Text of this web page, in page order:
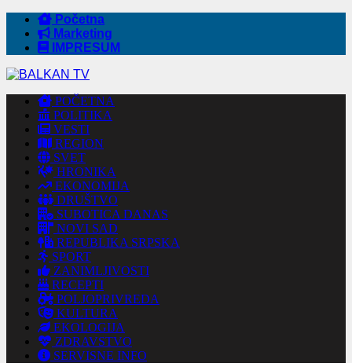
Početna
Marketing
IMPRESUM
POČETNA
POLITIKA
VESTI
REGION
SVET
HRONIKA
EKONOMIJA
DRUŠTVO
SUBOTICA DANAS
NOVI SAD
REPUBLIKA SRPSKA
SPORT
ZANIMLJIVOSTI
RECEPTI
POLJOPRIVREDA
KULTURA
EKOLOGIJA
ZDRAVSTVO
SERVISNE INFO